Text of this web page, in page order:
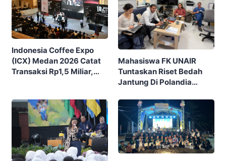
Indonesia Coffee Expo
(ICX) Medan 2026 Catat
Transaksi Rp1,5 Miliar,
Mahasiswa FK UNAIR
Tuntaskan Riset Bedah
Jantung Di Polandia
SCORE